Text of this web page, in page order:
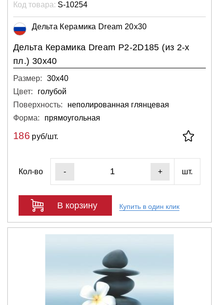
Код товара: S-10254
Дельта Керамика Dream 20x30
Дельта Керамика Dream P2-2D185 (из 2-х
пл.) 30x40
Размер:
30х40
Цвет:
голубой
Поверхность:
неполированная глянцевая
Форма:
прямоугольная
186руб/шт.
Кол-во - + шт.
В корзину Купить в один клик